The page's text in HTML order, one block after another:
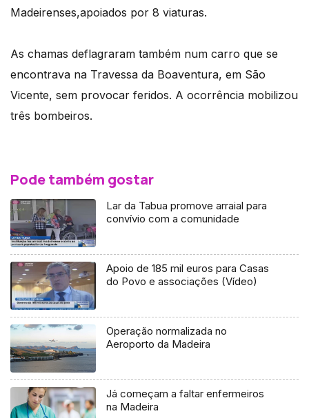
Madeirenses,apoiados por 8 viaturas.
As chamas deflagraram também num carro que se
encontrava na Travessa da Boaventura, em São
Vicente, sem provocar feridos. A ocorrência mobilizou
três bombeiros.
Pode também gostar
Lar da Tabua promove arraial para
convívio com a comunidade
Apoio de 185 mil euros para Casas
do Povo e associações (Vídeo)
Operação normalizada no
Aeroporto da Madeira
Já começam a faltar enfermeiros
na Madeira